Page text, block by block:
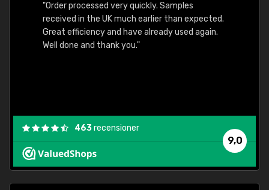
"Order processed very quickly. Samples
received in the UK much earlier than expected.
Great efficiency and have already used again.
Well done and thank you."
9,0
463recensioner